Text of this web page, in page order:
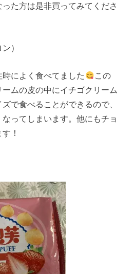
た方は是非買ってみてくださ
）
時によく食べてました
この
ームの皮の中にイチゴクリーム
で食べることができるので、
ってしまいます。他にもチョ
！